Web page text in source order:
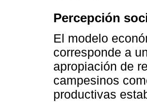
Percepción
El modelo
corresponde a
apropiación de
campesinos
productivas